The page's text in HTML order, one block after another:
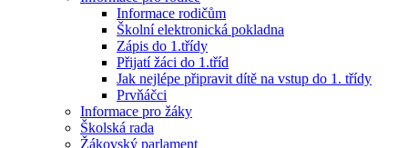
Informace rodičům
Školní elektronická pokladna
Zápis do 1.třídy
Přijatí žáci do 1.tříd
Jak nejlépe připravit dítě na vstup do 1. třídy
Prvňáčci
Informace pro žáky
Školská rada
Žákovský parlament